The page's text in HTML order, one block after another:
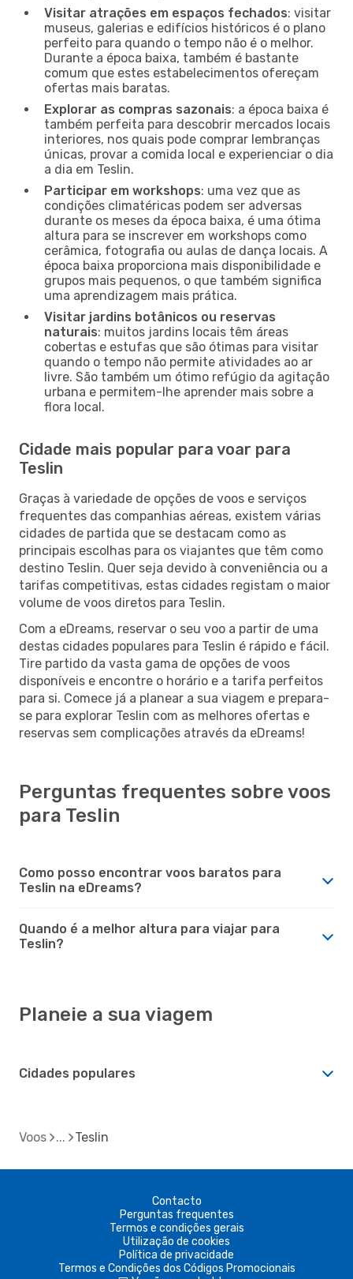
Visitar atrações em espaços fechados: visitar
museus, galerias e edifícios históricos é o plano
perfeito para quando o tempo não é o melhor.
Durante a época baixa, também é bastante
comum que estes estabelecimentos ofereçam
ofertas mais baratas.
Explorar as compras sazonais: a época baixa é
também perfeita para descobrir mercados locais
interiores, nos quais pode comprar lembranças
únicas, provar a comida local e experienciar o dia
a dia em Teslin.
Participar em workshops: uma vez que as
condições climatéricas podem ser adversas
durante os meses da época baixa, é uma ótima
altura para se inscrever em workshops como
cerâmica, fotografia ou aulas de dança locais. A
época baixa proporciona mais disponibilidade e
grupos mais pequenos, o que também significa
uma aprendizagem mais prática.
Visitar jardins botânicos ou reservas
naturais: muitos jardins locais têm áreas
cobertas e estufas que são ótimas para visitar
quando o tempo não permite atividades ao ar
livre. São também um ótimo refúgio da agitação
urbana e permitem-lhe aprender mais sobre a
flora local.
Cidade mais popular para voar para
Teslin
Graças à variedade de opções de voos e serviços
frequentes das companhias aéreas, existem várias
cidades de partida que se destacam como as
principais escolhas para os viajantes que têm como
destino Teslin. Quer seja devido à conveniência ou a
tarifas competitivas, estas cidades registam o maior
volume de voos diretos para Teslin.
Com a eDreams, reservar o seu voo a partir de uma
destas cidades populares para Teslin é rápido e fácil.
Tire partido da vasta gama de opções de voos
disponíveis e encontre o horário e a tarifa perfeitos
para si. Comece já a planear a sua viagem e prepara-
se para explorar Teslin com as melhores ofertas e
reservas sem complicações através da eDreams!
Perguntas frequentes sobre voos
para Teslin
Como posso encontrar voos baratos para
Teslin na eDreams?
Quando é a melhor altura para viajar para
Teslin?
Planeie a sua viagem
Cidades populares
Voos Teslin
Contacto
Perguntas frequentes
Termos e condições gerais
Utilização de cookies
Política de privacidade
Termos e Condições dos Códigos Promocionais